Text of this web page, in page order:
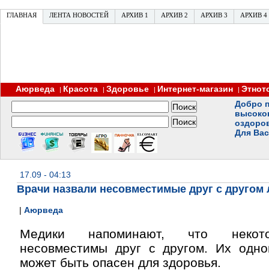
ГЛАВНАЯ ЛЕНТА НОВОСТЕЙ АРХИВ 1 АРХИВ 2 АРХИВ 3 АРХИВ 4
Аюрведа | Красота | Здоровье | Интернет-магазин |
Добро
Для
17.09 - 04:13
Врачи назвали несовместимые друг с другом
| Аюрведа
Медики напоминают, что
несовместимы друг с другом. Их
может быть опасен для здоровья.